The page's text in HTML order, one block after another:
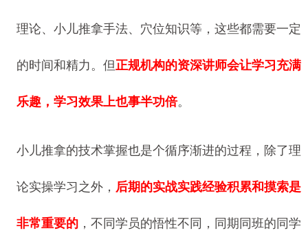
理论、小儿推拿手法、穴位知识等，这些都需要一定
的时间和精力。但正规机构的资深讲师会让学习充满
乐趣，学习效果上也事半功倍。
小儿推拿的技术掌握也是个循序渐进的过程，除了理
论实操学习之外， 后期的实战实践经验积累和摸索是
非常重要的，不同学员的悟性不同，同期同班的同学